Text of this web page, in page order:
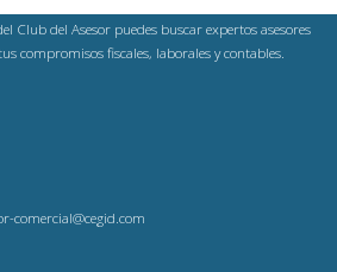
Club del Asesor puedes buscar expertos asesores
compromisos fiscales, laborales y contables.
comercial@cegid.com